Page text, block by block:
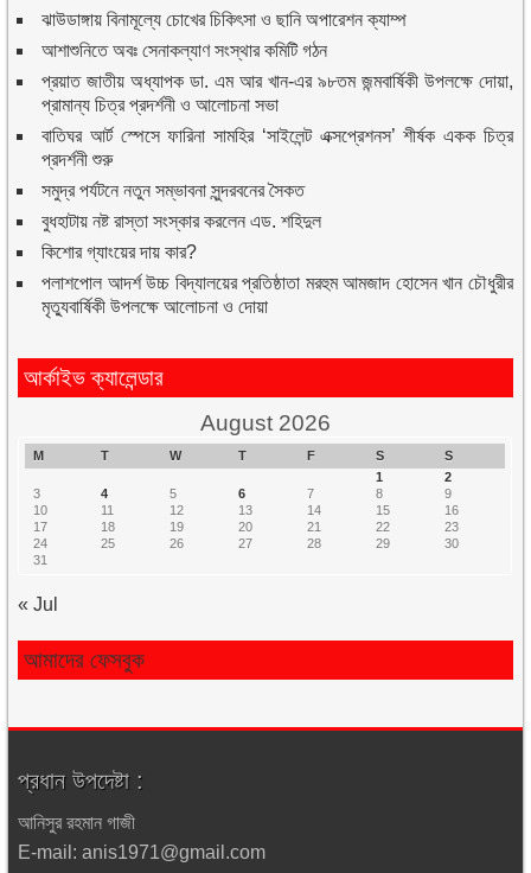
ঝাউডাঙ্গায় বিনামূল্যে চোখের চিকিৎসা ও ছানি অপারেশন ক্যাম্প
আশাশুনিতে অবঃ সেনাকল্যাণ সংস্থার কমিটি গঠন
প্রয়াত জাতীয় অধ্যাপক ডা. এম আর খান-এর ৯৮তম জন্মবার্ষিকী উপলক্ষে দোয়া,
প্রামান্য চিত্র প্রদর্শনী ও আলোচনা সভা
বাতিঘর আর্ট স্পেসে ফারিনা সামহির ‘সাইলেন্ট এক্সপ্রেশনস’ শীর্ষক একক চিত্র
প্রদর্শনী শুরু
সমুদ্র পর্যটনে নতুন সম্ভাবনা সুন্দরবনের সৈকত
বুধহাটায় নষ্ট রাস্তা সংস্কার করলেন এড. শহিদুল
কিশোর গ্যাংয়ের দায় কার?
পলাশপোল আদর্শ উচ্চ বিদ্যালয়ের প্রতিষ্ঠাতা মরহুম আমজাদ হোসেন খান চৌধুরীর
মৃত্যুবার্ষিকী উপলক্ষে আলোচনা ও দোয়া
আর্কাইভ ক্যালেন্ডার
August 2026
M T W T F S
S
1
2
3
4 5 6 7 8
9
10
11 12 13 14 15
16
17
18 19 20 21 22
23
24
25 26 27 28 29
30
31
« Jul
আমাদের ফেসবুক
প্রধান উপদেষ্টা :
আনিসুর রহমান গাজী
E-mail: anis1971@gmail.com